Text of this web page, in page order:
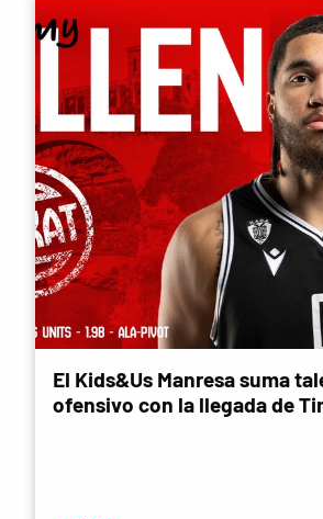
El Kids&Us Manresa suma
ofensivo con la llegada de